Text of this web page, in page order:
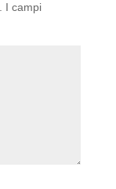
I campi